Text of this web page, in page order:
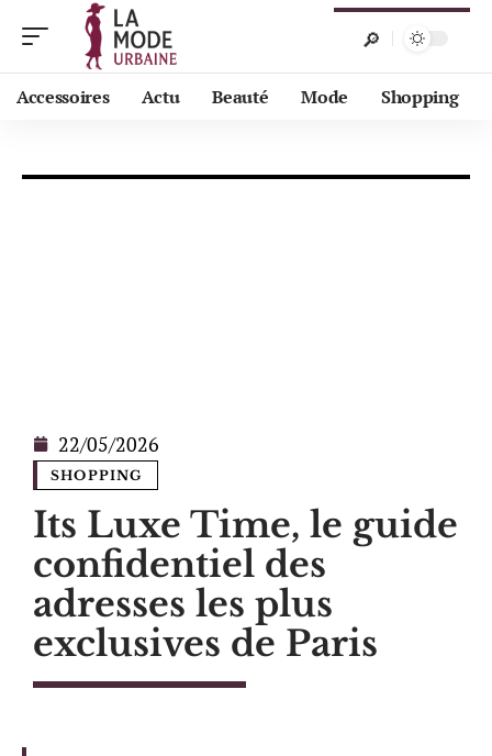
Accessoires Actu Beauté Mode Shopping
22/05/2026
SHOPPING
Its Luxe Time, le guide
confidentiel des
adresses les plus
exclusives de Paris